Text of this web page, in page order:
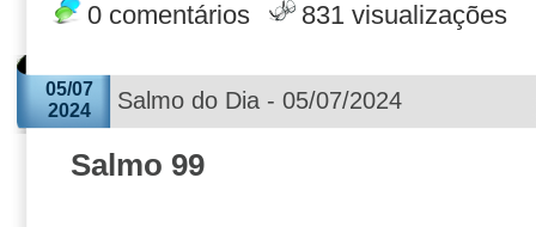
0 comentários 831 visualizações
05/07
2024
Salmo do Dia - 05/07/2024
Salmo 99